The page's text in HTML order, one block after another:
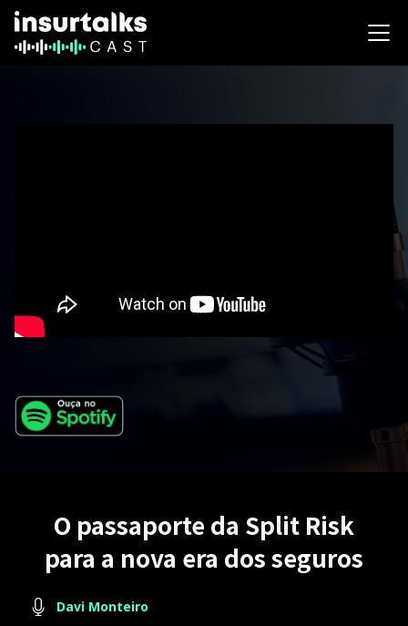
O passaporte da Split Risk
para a nova era dos seguros
Davi Monteiro